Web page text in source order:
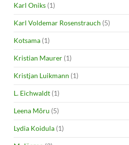
Karl Oniks (1)
Karl Voldemar Rosenstrauch (5)
Kotsama (1)
Kristian Maurer (1)
Kristjan Luikmann (1)
L. Eichwaldt (1)
Leena Mõru (5)
Lydia Koidula (1)